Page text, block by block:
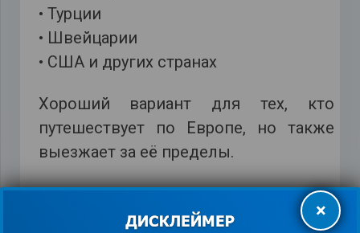
• Турции
• Швейцарии
• США и других странах
Хороший вариант для тех, кто
путешествует по Европе, но также
выезжает за её пределы.
Orange
×